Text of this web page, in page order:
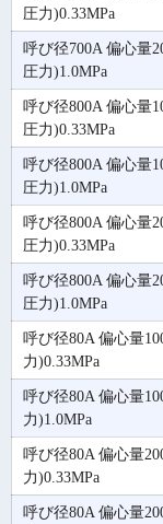
圧力)0.33MPa
呼び径700A 偏心量
圧力)1.0MPa
呼び径800A 偏心量
圧力)0.33MPa
呼び径800A 偏心量
圧力)1.0MPa
呼び径800A 偏心量
圧力)0.33MPa
呼び径800A 偏心量
圧力)1.0MPa
呼び径80A 偏心量
力)0.33MPa
呼び径80A 偏心量
力)1.0MPa
呼び径80A 偏心量
力)0.33MPa
呼び径80A 偏心量